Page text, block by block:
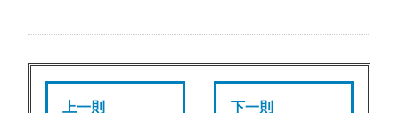
上一則 下一則